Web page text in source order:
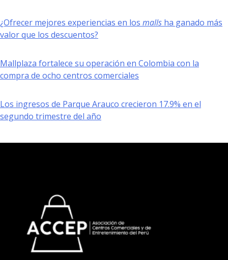
¿Ofrecer mejores experiencias en los malls ha ganado más
valor que los descuentos?
Mallplaza fortalece su operación en Colombia con la
compra de ocho centros comerciales
Los ingresos de Parque Arauco crecieron 17.9% en el
segundo trimestre del año